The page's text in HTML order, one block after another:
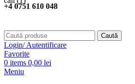
+4 0751 610 048
Caută
Login/ Autentificare
Favorite
0 items 0,00 lei
Meniu